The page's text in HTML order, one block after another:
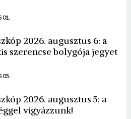
01.
2026. augusztus 6: a
szerencse bolygója jegyet
05.
2026. augusztus 5: a
vigyázzunk!